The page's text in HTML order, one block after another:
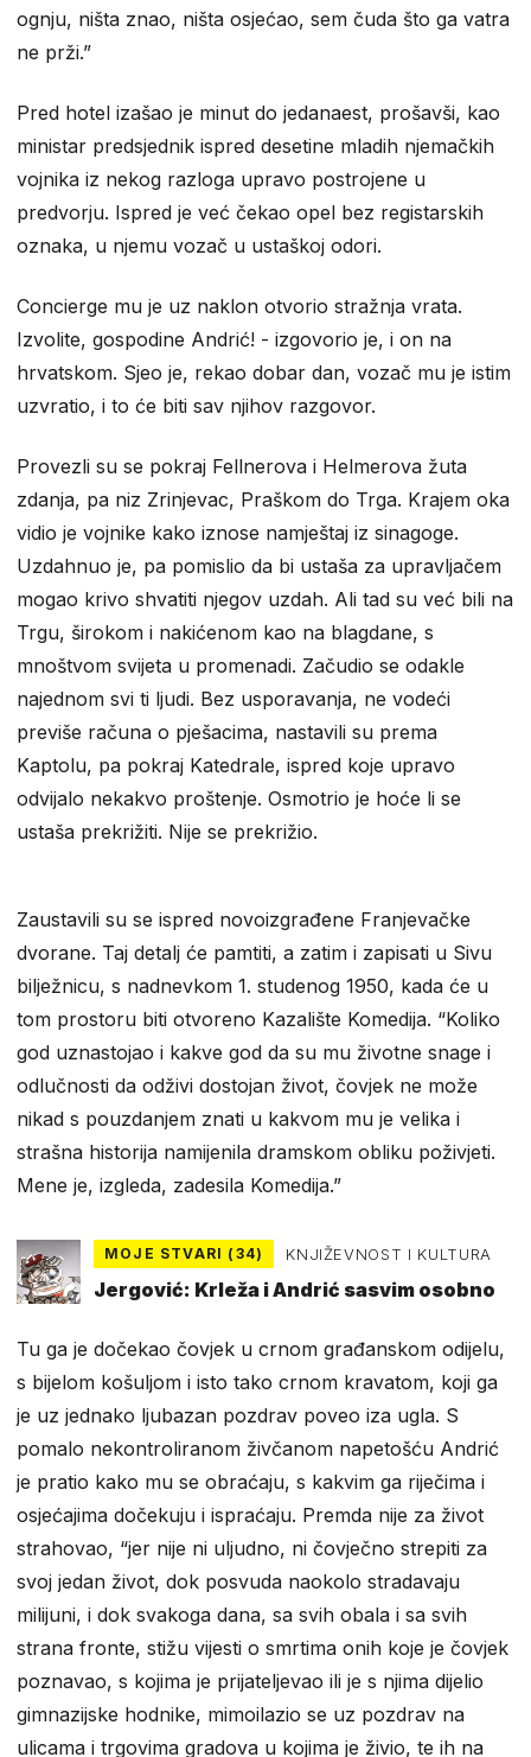
ognju, ništa znao, ništa osjećao, sem čuda što ga vatra
ne prži.”
Pred hotel izašao je minut do jedanaest, prošavši, kao
ministar predsjednik ispred desetine mladih njemačkih
vojnika iz nekog razloga upravo postrojene u
predvorju. Ispred je već čekao opel bez registarskih
oznaka, u njemu vozač u ustaškoj odori.
Concierge mu je uz naklon otvorio stražnja vrata.
Izvolite, gospodine Andrić! - izgovorio je, i on na
hrvatskom. Sjeo je, rekao dobar dan, vozač mu je istim
uzvratio, i to će biti sav njihov razgovor.
Provezli su se pokraj Fellnerova i Helmerova žuta
zdanja, pa niz Zrinjevac, Praškom do Trga. Krajem oka
vidio je vojnike kako iznose namještaj iz sinagoge.
Uzdahnuo je, pa pomislio da bi ustaša za upravljačem
mogao krivo shvatiti njegov uzdah. Ali tad su već bili na
Trgu, širokom i nakićenom kao na blagdane, s
mnoštvom svijeta u promenadi. Začudio se odakle
najednom svi ti ljudi. Bez usporavanja, ne vodeći
previše računa o pješacima, nastavili su prema
Kaptolu, pa pokraj Katedrale, ispred koje upravo
odvijalo nekakvo proštenje. Osmotrio je hoće li se
ustaša prekrižiti. Nije se prekrižio.
Zaustavili su se ispred novoizgrađene Franjevačke
dvorane. Taj detalj će pamtiti, a zatim i zapisati u Sivu
bilježnicu, s nadnevkom 1. studenog 1950, kada će u
tom prostoru biti otvoreno Kazalište Komedija. “Koliko
god uznastojao i kakve god da su mu životne snage i
odlučnosti da odživi dostojan život, čovjek ne može
nikad s pouzdanjem znati u kakvom mu je velika i
strašna historija namijenila dramskom obliku poživjeti.
Mene je, izgleda, zadesila Komedija.”
MOJE STVARI (34) KNJIŽEVNOST I KULTURA
Jergović: Krleža i Andrić sasvim osobno
Tu ga je dočekao čovjek u crnom građanskom odijelu,
s bijelom košuljom i isto tako crnom kravatom, koji ga
je uz jednako ljubazan pozdrav poveo iza ugla. S
pomalo nekontroliranom živčanom napetošću Andrić
je pratio kako mu se obraćaju, s kakvim ga riječima i
osjećajima dočekuju i ispraćaju. Premda nije za život
strahovao, “jer nije ni uljudno, ni čovječno strepiti za
svoj jedan život, dok posvuda naokolo stradavaju
milijuni, i dok svakoga dana, sa svih obala i sa svih
strana fronte, stižu vijesti o smrtima onih koje je čovjek
poznavao, s kojima je prijateljevao ili je s njima dijelio
gimnazijske hodnike, mimoilazio se uz pozdrav na
ulicama i trgovima gradova u kojima je živio, te ih na